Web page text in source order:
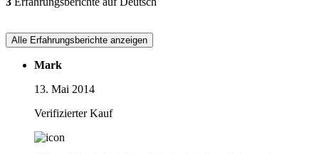
Alle Erfahrungsberichte anzeigen
Mark
13. Mai 2014
Verifizierter Kauf